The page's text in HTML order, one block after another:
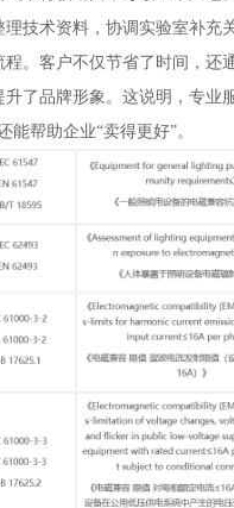
理技术资料，协调实验室补充
程。客户不仅节省了时间，还
升了品牌形象。这说明，专业
能帮助企业“卖得更好”。